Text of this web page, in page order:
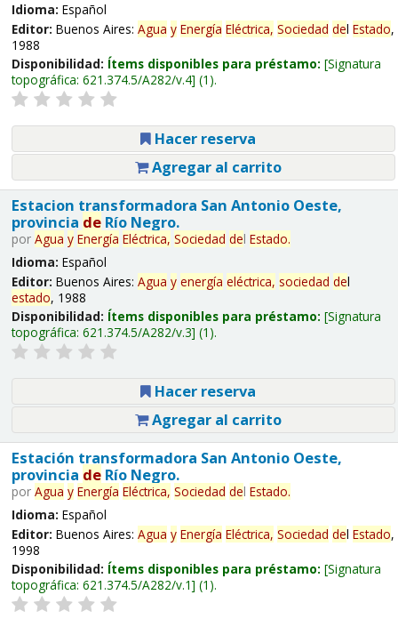
Idioma: Español
Editor: Buenos Aires: Agua y Energía Eléctrica, Sociedad del Estado,
1988
Disponibilidad: Ítems disponibles para préstamo: Signatura
topográfica: 621.374.5/A282/v.4 (1).
Hacer reserva
Agregar al carrito
Estacion transformadora San Antonio Oeste,
provincia deRío Negro.
por Agua y Energía Eléctrica, Sociedad del Estado.
Idioma: Español
Editor: Buenos Aires: Agua y energía eléctrica, sociedad del
estado, 1988
Disponibilidad: Ítems disponibles para préstamo: Signatura
topográfica: 621.374.5/A282/v.3 (1).
Hacer reserva
Agregar al carrito
Estación transformadora San Antonio Oeste,
provincia deRío Negro.
por Agua y Energía Eléctrica, Sociedad del Estado.
Idioma: Español
Editor: Buenos Aires: Agua y Energía Eléctrica, Sociedad del Estado,
1998
Disponibilidad: Ítems disponibles para préstamo: Signatura
topográfica: 621.374.5/A282/v.1 (1).